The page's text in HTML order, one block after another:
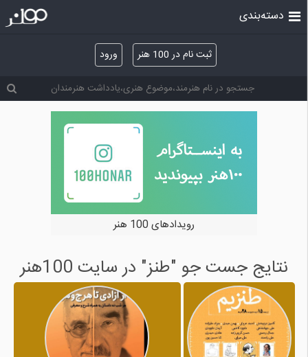
ثبت نام در 100 هنر ورود
دسته‌بندی
خرید و فروش آثار هنری
نتایج جست جو "طنز" در سایت 100هنر